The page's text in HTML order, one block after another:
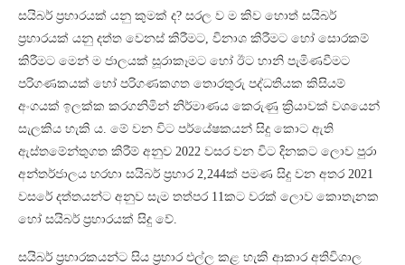
සයිබර් ප්‍රහාරයක් යනු කුමක් ද? සරල ව ම කිව හොත් සයිබර්
ප්‍රහාරයක් යනු දත්ත වෙනස් කිරීමට, විනාශ කිරීමට හෝ සොරකම්
කිරීමට මෙන් ම ජාලයක් සූරාකෑමට හෝ ඊට හානි පැමිණවීමට
පරිගණකයක් හෝ පරිගණකගත තොරතුරු පද්ධතියක කිසියම්
අංගයක් ඉලක්ක කරගනිමින් නිර්මාණය කෙරුණු ක්‍රියාවක් වශයෙන්
සැලකිය හැකි ය. මේ වන විට පර්යේෂකයන් සිදු කොට ඇති
ඇස්තමේන්තුගත කිරීම් අනුව 2022 වසර වන විට දිනකට ලොව පුරා
අන්තර්ජාලය හරහා සයිබර් ප්‍රහාර 2,244ක් පමණ සිදු වන අතර 2021
වසරේ දත්තයන්ට අනුව සැම තත්පර 11කට වරක් ලොව කොතැනක
හෝ සයිබර් ප්‍රහාරයක් සිදු වේ.
සයිබර් ප්‍රහාරකයන්ට සිය ප්‍රහාර එල්ල කළ හැකි ආකාර අතිවිශාල